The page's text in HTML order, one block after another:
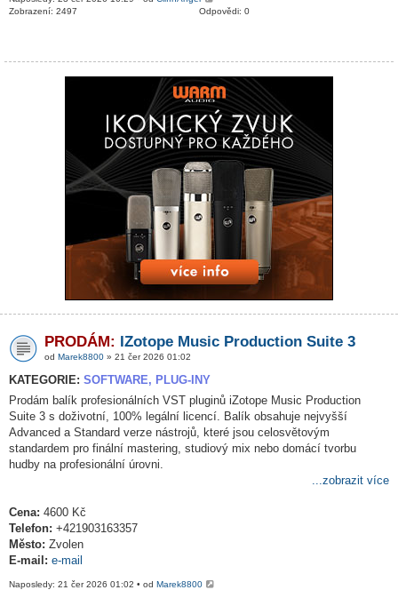
Odpovědi: 0
Zobrazení: 2497
PRODÁM: IZotope Music Production Suite 3
od Marek8800 » 21 čer 2026 01:02
KATEGORIE: SOFTWARE, PLUG-INY
Prodám balík profesionálních VST pluginů iZotope Music Production
Suite 3 s doživotní, 100% legální licencí. Balík obsahuje nejvyšší
Advanced a Standard verze nástrojů, které jsou celosvětovým
standardem pro finální mastering, studiový mix nebo domácí tvorbu
hudby na profesionální úrovni.
...zobrazit více
Cena: 4600 Kč
Telefon: +421903163357
Město: Zvolen
E-mail: e-mail
Naposledy: 21 čer 2026 01:02 • od Marek8800